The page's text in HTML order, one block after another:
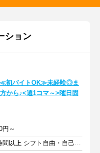
ション
≪初バイトOK≫未経験◎ま
から♪<週1コマ～>曜日固
円～
週1日以上 1日1.5時間以上 シフト自由・自己申告